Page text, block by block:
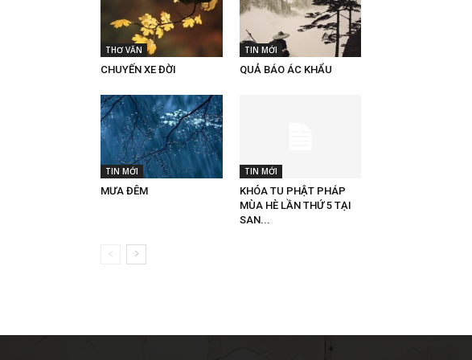
THƠ VĂN
CHUYẾN XE ĐỜI
TIN MỚI
QUẢ BÁO ÁC KHẨU
TIN MỚI
MƯA ĐÊM
TIN MỚI
KHÓA TU PHẬT PHÁP
MÙA HÈ LẦN THỨ 5 TẠI
SAN...